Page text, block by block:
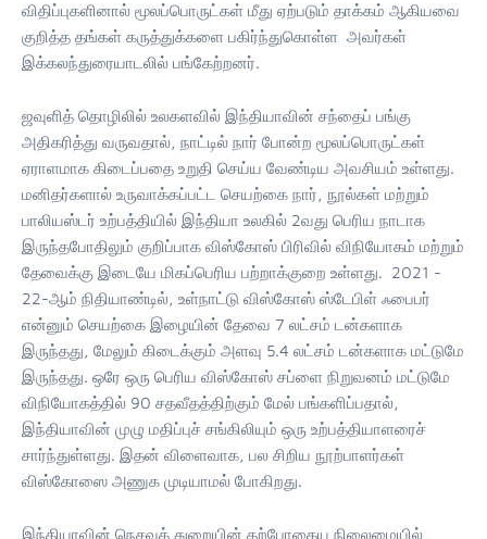
விதிப்புகளினால் மூலப்பொருட்கள் மீது ஏற்படும் தாக்கம் ஆகியவை
குறித்த தங்கள் கருத்துக்களை பகிர்ந்துகொள்ள அவர்கள்
இக்கலந்துரையாடலில் பங்கேற்றனர்.
ஜவுளித் தொழிலில் உலகளவில் இந்தியாவின் சந்தைப் பங்கு
அதிகரித்து வருவதால், நாட்டில் நார் போன்ற மூலப்பொருட்கள்
ஏராளமாக கிடைப்பதை உறுதி செய்ய வேண்டிய அவசியம் உள்ளது.
மனிதர்களால் உருவாக்கப்பட்ட செயற்கை நார், நூல்கள் மற்றும்
பாலியஸ்டர் உற்பத்தியில் இந்தியா உலகில் 2வது பெரிய நாடாக
இருந்தபோதிலும் குறிப்பாக விஸ்கோஸ் பிரிவில் விநியோகம் மற்றும்
தேவைக்கு இடையே மிகப்பெரிய பற்றாக்குறை உள்ளது. 2021 -
22-ஆம் நிதியாண்டில், உள்நாட்டு விஸ்கோஸ் ஸ்டேபிள் ஃபைபர்
என்னும் செயற்கை இழையின் தேவை 7 லட்சம் டன்களாக
இருந்தது, மேலும் கிடைக்கும் அளவு 5.4 லட்சம் டன்களாக மட்டுமே
இருந்தது. ஒரே ஒரு பெரிய விஸ்கோஸ் சப்ளை நிறுவனம் மட்டுமே
விநியோகத்தில் 90 சதவீதத்திற்கும் மேல் பங்களிப்பதால்,
இந்தியாவின் முழு மதிப்புச் சங்கிலியும் ஒரு உற்பத்தியாளரைச்
சார்ந்துள்ளது. இதன் விளைவாக, பல சிறிய நூற்பாளர்கள்
விஸ்கோஸை அணுக முடியாமல் போகிறது.
இந்தியாவின் நெசவுத் துறையின் தற்போதைய நிலைமையில்